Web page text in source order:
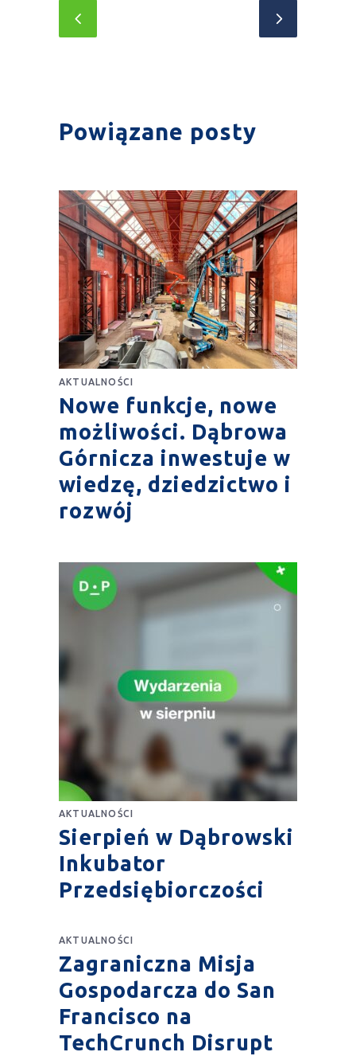
Powiązane posty
AKTUALNOŚCI
Nowe funkcje, nowe
możliwości. Dąbrowa
Górnicza inwestuje w
wiedzę, dziedzictwo i
rozwój
AKTUALNOŚCI
Sierpień w Dąbrowski
Inkubator
Przedsiębiorczości
AKTUALNOŚCI
Zagraniczna Misja
Gospodarcza do San
Francisco na
TechCrunch Disrupt